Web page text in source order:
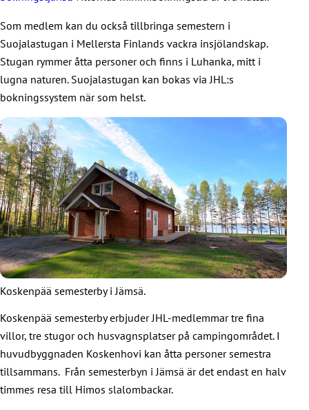
Som medlem kan du också tillbringa semestern i
Suojalastugan i Mellersta Finlands vackra insjölandskap.
Stugan rymmer åtta personer och finns i Luhanka, mitt i
lugna naturen. Suojalastugan kan bokas via JHL:s
bokningssystem när som helst.
Koskenpää semesterby i Jämsä.
Koskenpää semesterby erbjuder JHL-medlemmar tre fina
villor, tre stugor och husvagnsplatser på campingområdet. I
huvudbyggnaden Koskenhovi kan åtta personer semestra
tillsammans. Från semesterbyn i Jämsä är det endast en halv
timmes resa till Himos slalombackar.